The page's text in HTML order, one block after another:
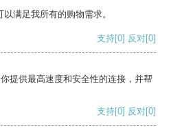
满足我所有的购物需求。
支持[0] 反对[0]
提供最高速度和安全性的连接，并帮
支持[0] 反对[0]